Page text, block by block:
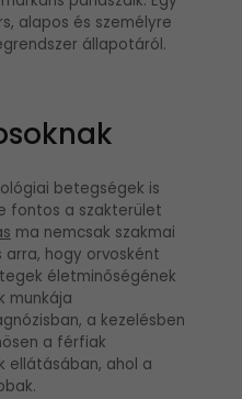
alapos és személyre
állapotáról.
betegségek is
fontos a szakterület
ma nemcsak szakmai
arra, hogy orvosként
életminőségének
munkája
a kezelésben
a férfiak
ellátásában, ahol a